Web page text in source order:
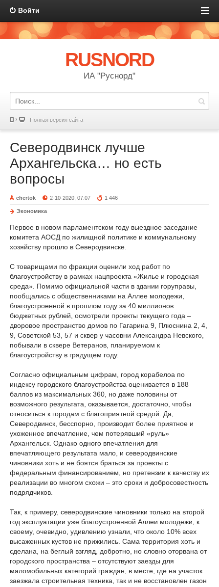
Войти
RUSNORD
ИА "Руснорд"
Полная версия сайта
Северодвинск лучше
Архангельска… но есть
вопросы
chertok 2-10-2020, 07:07 1 446
Экономика
Первое в новом парламентском году выездное заседание
комитета АОСД по жилищной политике и коммунальному
хозяйству прошло в Северодвинске.
С товарищами по фракции оценили ход работ по
благоустройству в рамках нацпроекта «Жилье и городская
среда». Помимо официальной части в здании горуправы,
пообщались с общественниками на Аллее молодежи,
благоустроенной в прошлом году за 40 миллионов
бюджетных рублей, осмотрели проекты текущего года –
дворовое пространство домов по Гагарина 9, Плюснина 2, 4,
9, Советской 53, 57 и сквер у часовни Александра Невского,
побывали в сквере Ветеранов, планируемом к
благоустройству в грядущем году.
Согласно официальным цифрам, город корабелоа по
индексу городского благоустройства оценивается в 188
баллов из максимальных 360, но даже половины от
возможного результата, оказывается, достаточно, чтобы
относиться к городам с благоприятной средой. Да,
Северодвинск, бесспорно, производит более приятное и
ухоженное впечатление, чем потерявший «руль»
Архангельск. Однако одного впечатления для
впечатляющего результата мало, и северодвинские
чиновники хоть и не боятся браться за проекты с
федеральным финансированием, но претензии к качеству их
реализации во многом схожи – это сроки и добросовестность
подрядчиков.
Так, к примеру, северодвинские чиновники только на второй
год эксплуатации уже благоустроенной Аллеи молодежи, к
своему, очевидно, удивлению узнали, что около 10% всех
высаженных кустов не прижились. Сама территория хоть и
сделана, на беглый взгляд, добротно, но словно оторвана от
городского пространства – отсутствуют заезды для
маломобильных категорий граждан, в месте, где на участок
заезжала строительная техника, так и не восстановлен газон